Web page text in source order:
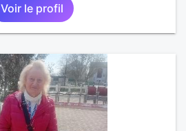
Voir le profil